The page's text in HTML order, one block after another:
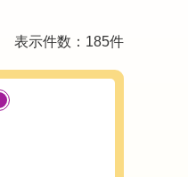
表示件数：185件